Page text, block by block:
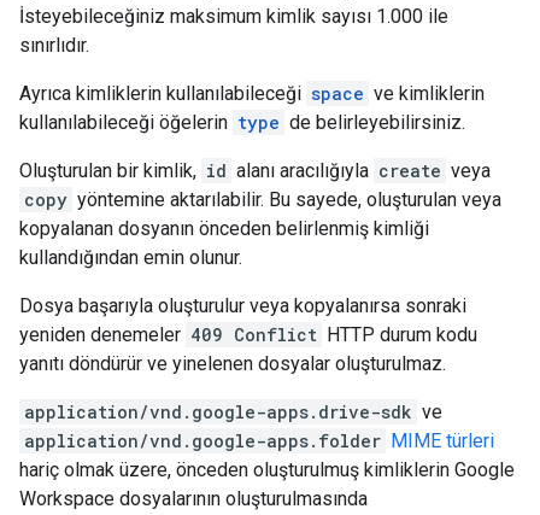
İsteyebileceğiniz maksimum kimlik sayısı 1.000 ile
sınırlıdır.
Ayrıca kimliklerin kullanılabileceği space ve kimliklerin
kullanılabileceği öğelerin type de belirleyebilirsiniz.
Oluşturulan bir kimlik, id alanı aracılığıyla create veya
copy yöntemine aktarılabilir. Bu sayede, oluşturulan veya
kopyalanan dosyanın önceden belirlenmiş kimliği
kullandığından emin olunur.
Dosya başarıyla oluşturulur veya kopyalanırsa sonraki
yeniden denemeler 409 Conflict HTTP durum kodu
yanıtı döndürür ve yinelenen dosyalar oluşturulmaz.
application/vnd.google-apps.drive-sdk ve
application/vnd.google-apps.folder MIME türleri
hariç olmak üzere, önceden oluşturulmuş kimliklerin Google
Workspace dosyalarının oluşturulmasında